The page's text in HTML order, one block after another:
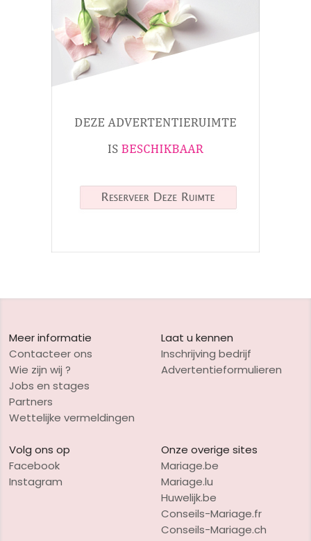
Meer informatie
Contacteer ons
Wie zijn wij ?
Jobs en stages
Partners
Wettelijke vermeldingen
Laat u kennen
Inschrijving bedrijf
Advertentieformulieren
Volg ons op
Facebook
Instagram
Onze overige sites
Mariage.be
Mariage.lu
Huwelijk.be
Conseils-Mariage.fr
Conseils-Mariage.ch